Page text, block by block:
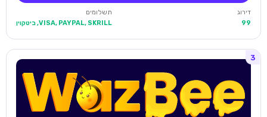
דירוג
99
תשלומים
VISA, PAYPAL, SKRILL, ביטקוין
3